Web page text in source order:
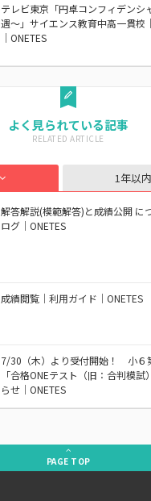
テレビ東京「円卓コンフィデンシ
遇〜」サイエンス教育中高一貫校
｜ONETES
よく見られている記事
1年以内
解答解説(模範解答)と成績公開 に
ログ｜ONETES
成績閲覧｜利用ガイド｜ONETES
7/30（木）より受付開始！ 小６
「合格ONEテスト（旧：合判模
らせ｜ONETES
PAGE TOP